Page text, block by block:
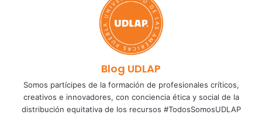
Blog UDLAP
Somos partícipes de la formación de profesionales críticos,
creativos e innovadores, con conciencia ética y social de la
distribución equitativa de los recursos #TodosSomosUDLAP